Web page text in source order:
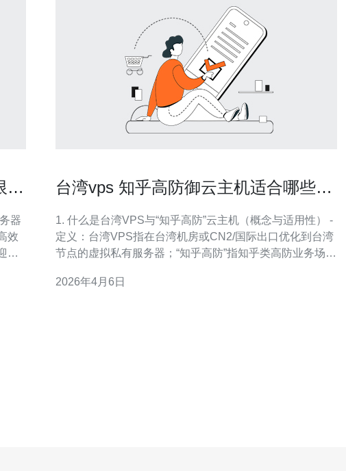
时
效
，
价
台湾vps 知乎高防御云主机适合哪些中
1. 什么是台湾VPS与“知乎高防”云主机（概念与适用性） -
定义：台湾VPS指在台湾机房或CN2/国际出口优化到台湾
节点的虚拟私有服务器；“知乎高防”指知乎类高防业务场景
企业的关键点包括：业务对台湾/东南亚延迟敏感、需要稳
2026年4月6日